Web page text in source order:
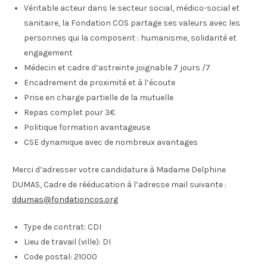
Véritable acteur dans le secteur social, médico-social et
sanitaire, la Fondation COS partage ses valeurs avec les
personnes qui la composent : humanisme, solidarité et
engagement
Médecin et cadre d’astreinte joignable 7 jours /7
Encadrement de proximité et à l’écoute
Prise en charge partielle de la mutuelle
Repas complet pour 3€
Politique formation avantageuse
CSE dynamique avec de nombreux avantages
Merci d’adresser votre candidature à Madame Delphine
DUMAS, Cadre de rééducation à l’adresse mail suivante :
ddumas@fondationcos.org
Type de contrat: CDI
Lieu de travail (ville): DI
Code postal: 21000